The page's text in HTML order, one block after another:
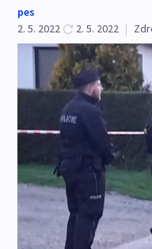
pes
2. 5. 2022
2. 5. 2022 |